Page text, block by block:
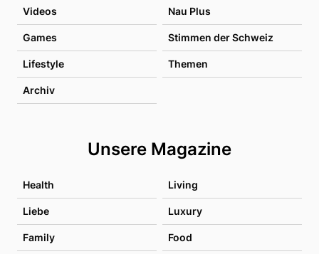
Videos Nau Plus
Games Stimmen der Schweiz
Lifestyle Themen
Archiv
Unsere Magazine
Health Living
Liebe Luxury
Family Food